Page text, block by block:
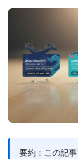
要約： この記